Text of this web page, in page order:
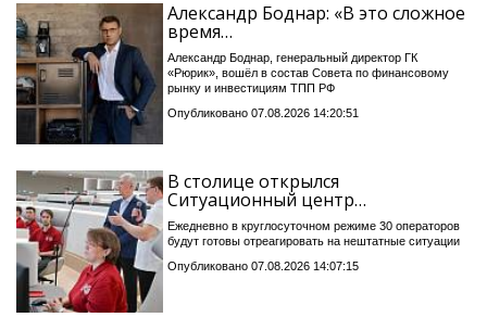
Александр Боднар: «В это сложное
время…
Александр Боднар, генеральный директор ГК
«Рюрик», вошёл в состав Совета по финансовому
рынку и инвестициям ТПП РФ
Опубликовано 07.08.2026 14:20:51
В столице открылся
Ситуационный центр…
Ежедневно в круглосуточном режиме 30 операторов
будут готовы отреагировать на нештатные ситуации
Опубликовано 07.08.2026 14:07:15